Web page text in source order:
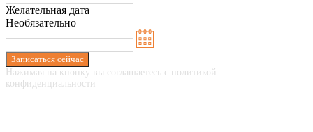
Желательная дата
Необязательно
Записаться сейчас
Нажимая на кнопку вы соглашаетесь с политикой
конфиденциальности